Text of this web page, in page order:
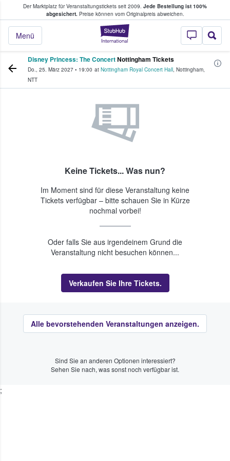
Der Marktplatz für Veranstaltungstickets seit 2009. Jede Bestellung ist 100%
abgesichert.Preise können vom Originalpreis abweichen.
StubHub - Wo
Menü
Tickets kaufen & verkaufen
Disney Princess: The ConcertNottingham Tickets
Do., 25. März 2027 • 19:00 at Nottingham Royal Concert Hall, Nottingham,
NTT
Keine Tickets... Was nun?
Im Moment sind für diese Veranstaltung keine
Tickets verfügbar – bitte schauen Sie in Kürze
nochmal vorbei!
Oder falls Sie aus irgendeinem Grund die
Veranstaltung nicht besuchen können...
Verkaufen Sie Ihre Tickets.
Alle bevorstehenden Veranstaltungen anzeigen.
Sind Sie an anderen Optionen interessiert?
Sehen Sie nach, was sonst noch verfügbar ist.
;